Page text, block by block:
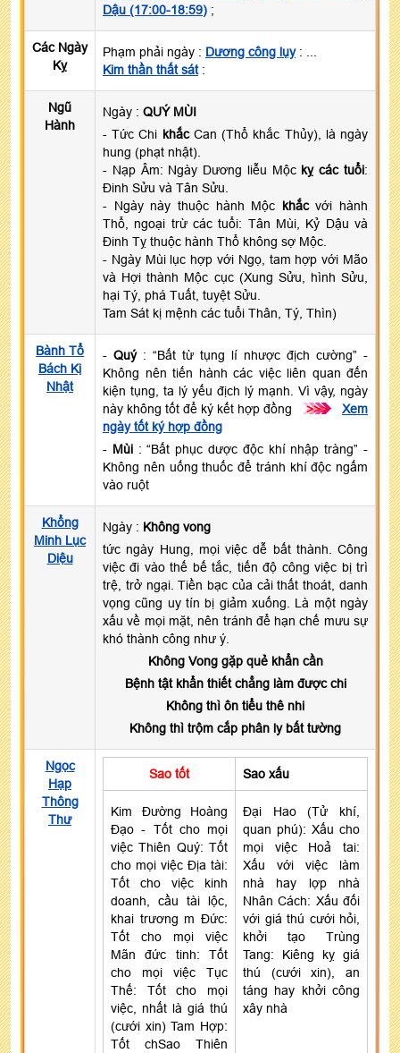
Dậu (17:00-18:59) ;
Các Ngày
Kỵ
Phạm phải ngày : Dương công lụy: ...
Kim thần thất sát:
Ngũ
Hành
Ngày : QUÝ MÙI
- Tức Chi khắcCan (Thổ khắc Thủy), là ngày
hung (phạt nhật).
- Nạp Âm: Ngày Dương liễu Mộc kỵ các tuổi:
Đinh Sửu và Tân Sửu.
- Ngày này thuộc hành Mộc khắcvới hành
Thổ, ngoại trừ các tuổi: Tân Mùi, Kỷ Dậu và
Đinh Tỵ thuộc hành Thổ không sợ Mộc.
- Ngày Mùi lục hợp với Ngọ, tam hợp với Mão
và Hợi thành Mộc cục (Xung Sửu, hình Sửu,
hại Tý, phá Tuất, tuyệt Sửu.
Tam Sát kị mệnh các tuổi Thân, Tý, Thìn)
Bành Tổ
Bách Kị
Nhật
- Quý: “Bất từ tụng lí nhược địch cường” -
Không nên tiến hành các việc liên quan đến
kiện tụng, ta lý yếu địch lý mạnh. Vì vậy, ngày
này không tốt để ký kết hợp đồng
>>>
Xem
ngày tốt ký hợp đồng
- Mùi: “Bất phục dược độc khí nhập tràng” -
Không nên uống thuốc để tránh khí độc ngấm
vào ruột
Khổng
Minh Lục
Diệu
Ngày : Không vong
tức ngày Hung, mọi việc dễ bất thành. Công
việc đi vào thế bế tắc, tiến độ công việc bị trì
trệ, trở ngại. Tiền bạc của cải thất thoát, danh
vọng cũng uy tín bị giảm xuống. Là một ngày
xấu về mọi mặt, nên tránh để hạn chế mưu sự
khó thành công như ý.
Không Vong gặp quẻ khẩn cần
Bệnh tật khẩn thiết chẳng làm được chi
Không thì ôn tiểu thê nhi
Không thì trộm cắp phân ly bất tường
Ngọc
Hạp
Thông
Thư
Sao tốt Sao xấu
Kim Đường Hoàng
Đạo - Tốt cho mọi
việc Thiên Quý: Tốt
cho mọi việc Địa tài:
Tốt cho việc kinh
doanh, cầu tài lộc,
khai trương m Đức:
Tốt cho mọi việc
Mãn đức tinh: Tốt
cho mọi việc Tục
Thế: Tốt cho mọi
việc, nhất là giá thú
(cưới xin) Tam Hợp:
Tốt chSao Thiên
Đại Hao (Tử khí,
quan phú): Xấu cho
mọi việc Hoả tai:
Xấu với việc làm
nhà hay lợp nhà
Nhân Cách: Xấu đối
với giá thú cưới hỏi,
khởi tạo Trùng
Tang: Kiêng kỵ giá
thú (cưới xin), an
táng hay khởi công
xây nhà